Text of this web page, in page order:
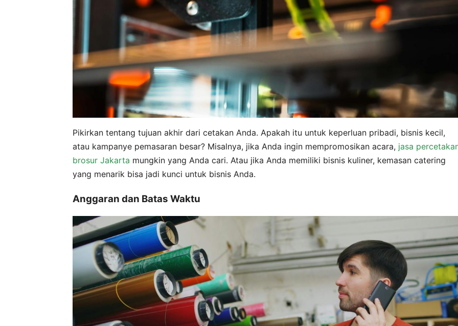
Pikirkan tentang tujuan akhir dari cetakan Anda. Apakah itu untuk keperluan pribadi, bisnis kecil,
atau kampanye pemasaran besar? Misalnya, jika Anda ingin mempromosikan acara, jasa
brosur Jakarta mungkin yang Anda cari. Atau jika Anda memiliki bisnis kuliner, kemasan catering
yang menarik bisa jadi kunci untuk bisnis Anda.
Anggaran dan Batas Waktu